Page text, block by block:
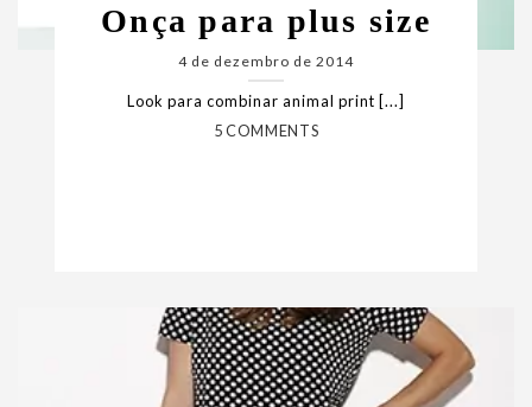
Onça para plus size
4 de dezembro de 2014
Look para combinar animal print [...]
5 COMMENTS